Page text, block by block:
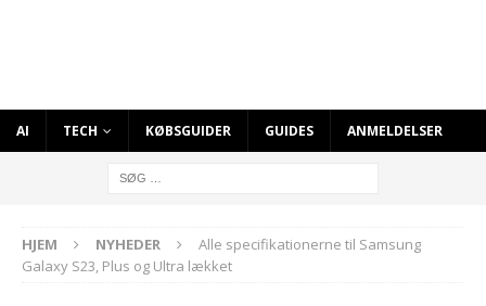
AI TECH KØBSGUIDER GUIDES ANMELDELSER
HJEM NYHEDER
Alle specifikationerne til Samsung
Galaxy S23, Plus og Ultra lækket